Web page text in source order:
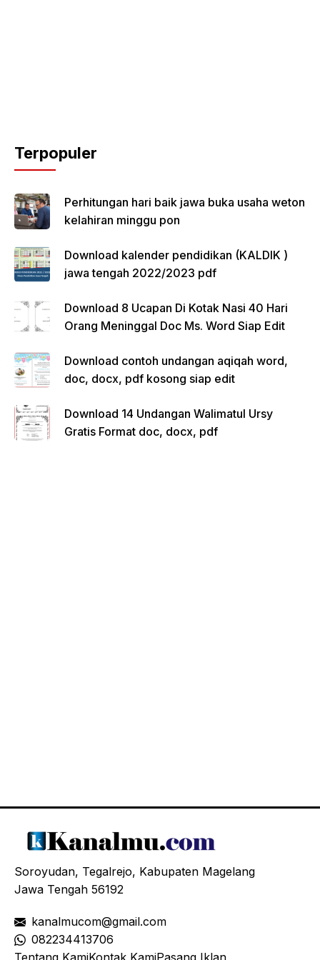
Terpopuler
Perhitungan hari baik jawa buka usaha weton
kelahiran minggu pon
Download kalender pendidikan (KALDIK )
jawa tengah 2022/2023 pdf
Download 8 Ucapan Di Kotak Nasi 40 Hari
Orang Meninggal Doc Ms. Word Siap Edit
Download contoh undangan aqiqah word,
doc, docx, pdf kosong siap edit
Download 14 Undangan Walimatul Ursy
Gratis Format doc, docx, pdf
Soroyudan, Tegalrejo, Kabupaten Magelang
Jawa Tengah 56192
kanalmucom@gmail.com
082234413706